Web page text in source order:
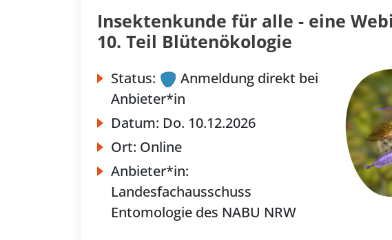
Insektenkunde für alle - eine
10. Teil Blütenökologie
Status:
Anmeldung direkt bei
Anbieter*in
Datum: Do. 10.12.2026
Ort: Online
Anbieter*in:
Landesfachausschuss
Entomologie des NABU NRW